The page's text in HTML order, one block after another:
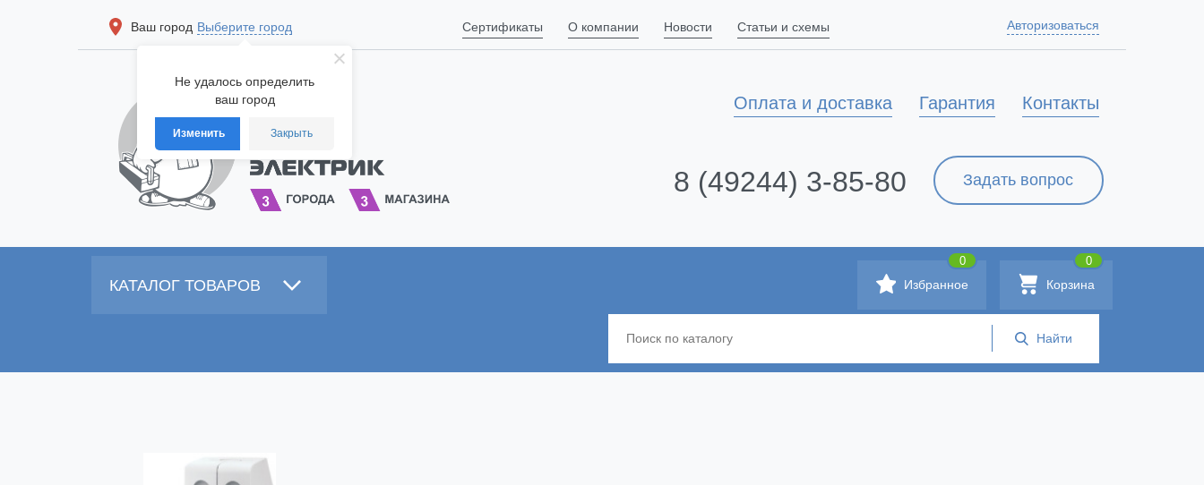
Не удалось определить
ваш город
Изменить Закрыть
Ваш город Выберите город Сертификаты О компании Новости Статьи и схемы Авторизоваться
Контакты
Гарантия
Оплата и доставка
Задать вопрос
8 (49244) 3-85-80
КАТАЛОГ ТОВАРОВ Корзина
0
Избранное
0